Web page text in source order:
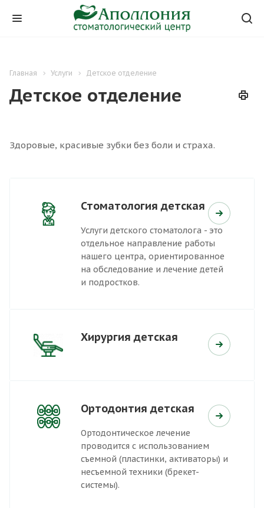
Главная Услуги Детское отделение
Детское отделение
Здоровые, красивые зубки без боли и страха.
Стоматология детская
Услуги детского стоматолога - это
отдельное направление работы
нашего центра, ориентированное
на обследование и лечение детей
и подростков.
Хирургия детская
Ортодонтия детская
Ортодонтическое лечение
проводится с использованием
съемной (пластинки, активаторы) и
несъемной техники (брекет-
системы).